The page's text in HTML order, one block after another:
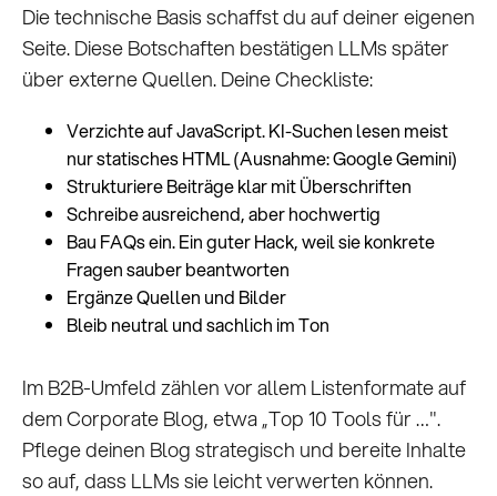
Die technische Basis schaffst du auf deiner eigenen
Seite. Diese Botschaften bestätigen LLMs später
über externe Quellen. Deine Checkliste:
Verzichte auf JavaScript. KI-Suchen lesen meist
nur statisches HTML (Ausnahme: Google Gemini)
Strukturiere Beiträge klar mit Überschriften
Schreibe ausreichend, aber hochwertig
Bau FAQs ein. Ein guter Hack, weil sie konkrete
Fragen sauber beantworten
Ergänze Quellen und Bilder
Bleib neutral und sachlich im Ton
Im B2B-Umfeld zählen vor allem Listenformate auf
dem Corporate Blog, etwa „Top 10 Tools für …".
Pflege deinen Blog strategisch und bereite Inhalte
so auf, dass LLMs sie leicht verwerten können.